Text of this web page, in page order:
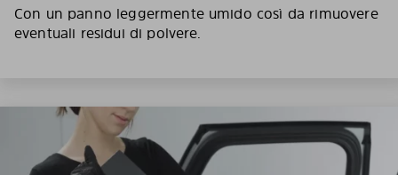
Con un panno leggermente umido così da rimuovere
eventuali residui di polvere.